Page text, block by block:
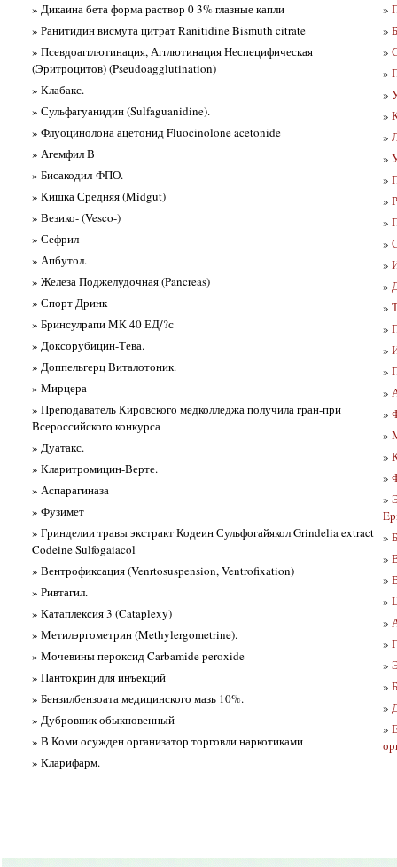
» Дикаина бета форма раствор 0 3% глазные капли
» Ранитидин висмута цитрат Ranitidine Bismuth citrate
» Псевдоагглютинация, Агглютинация Неспецифическая
(Эритроцитов) (Pseudoagglutination)
» Клабакс.
» Сульфагуанидин (Sulfaguanidine).
» Флуоцинолона ацетонид Fluocinolone acetonide
» Агемфил В
» Бисакодил-ФПО.
» Кишка Средняя (Midgut)
» Везико- (Vesco-)
» Сефрил
» Апбутол.
» Железа Поджелудочная (Pancreas)
» Спорт Дринк
» Бринсулрапи МК 40 ЕД/?с
» Доксорубицин-Тева.
» Доппельгерц Виталотоник.
» Мирцера
» Преподаватель Кировского медколледжа получила гран-при
Всероссийского конкурса
» Дуатакс.
» Кларитромицин-Верте.
» Аспарагиназа
» Фузимет
» Гринделии травы экстракт Кодеин Сульфогайякол Grindelia extract
Codeine Sulfogaiacol
» Вентрофиксация (Venrtosuspension, Ventrofixation)
» Ривтагил.
» Катаплексия 3 (Cataplexy)
» Метилэргометрин (Methylergometrine).
» Мочевины пероксид Carbamide peroxide
» Пантокрин для инъекций
» Бензилбензоата медицинского мазь 10%.
» Дубровник обыкновенный
» В Коми осужден организатор торговли наркотиками
» Кларифарм.
»
»
»
»
»
»
»
»
»
»
»
»
»
»
»
»
»
»
»
»
»
»
»
»
»
»
»
»
»
»
»
»
»
»